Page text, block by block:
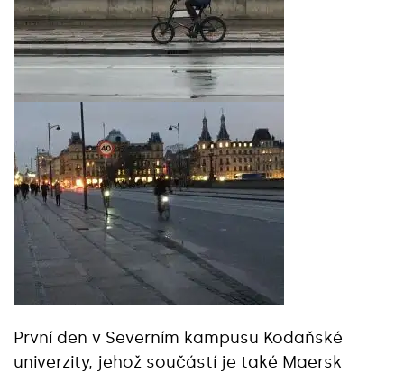
První den v Severním kampusu Kodaňské
univerzity, jehož součástí je také Maersk